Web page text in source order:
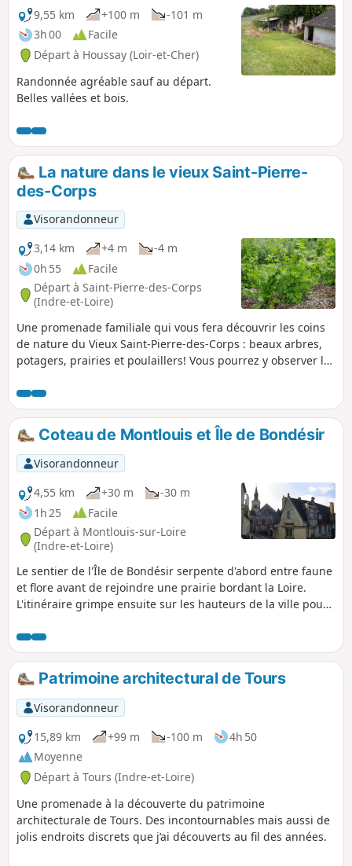
9,55 km
+100 m
-101 m
3h 00
Facile
Départ à Houssay (Loir-et-Cher)
Randonnée agréable sauf au départ.
Belles vallées et bois.
La nature dans le vieux Saint-Pierre-
des-Corps
Visorandonneur
3,14 km
+4 m
-4 m
0h 55
Facile
Départ à Saint-Pierre-des-Corps
(Indre-et-Loire)
Une promenade familiale qui vous fera découvrir les coins
de nature du Vieux Saint-Pierre-des-Corps : beaux arbres,
potagers, prairies et poulaillers! Vous pourrez y observer la
comestible et peut être croiser quelques jardiniers prêts à
partager leurs savoirs!
Coteau de Montlouis et Île de Bondésir
Visorandonneur
4,55 km
+30 m
-30 m
1h 25
Facile
Départ à Montlouis-sur-Loire
(Indre-et-Loire)
Le sentier de l'Île de Bondésir serpente d'abord entre faune
et flore avant de rejoindre une prairie bordant la Loire.
L'itinéraire grimpe ensuite sur les hauteurs de la ville pour
le haut de la falaise de craie.
Patrimoine architectural de Tours
Visorandonneur
15,89 km
+99 m -100 m
4h 50
Moyenne
Départ à Tours (Indre-et-Loire)
Une promenade à la découverte du patrimoine
architecturale de Tours. Des incontournables mais aussi de
jolis endroits discrets que j’ai découverts au fil des années.